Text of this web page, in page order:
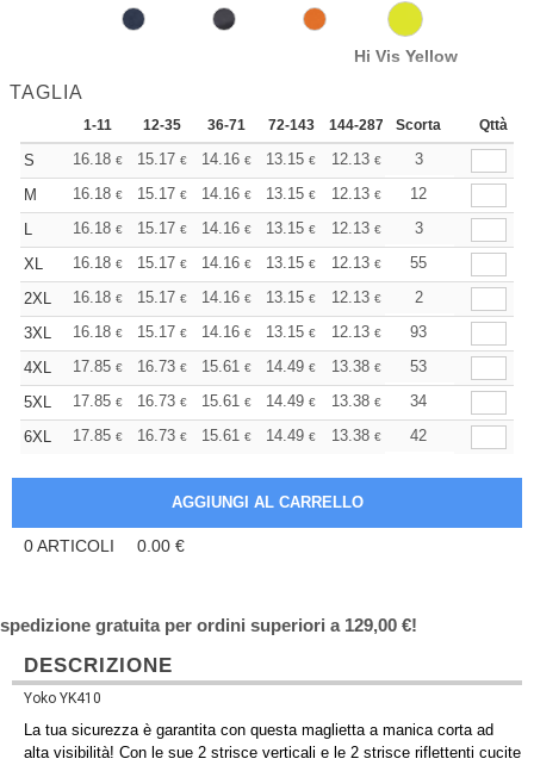
Hi Vis Yellow
TAGLIA
1-11 12-35 36-71 72-143 144-287 288 + Altri
Scorta Qttà
S 16.18 € 15.17 € 14.16 € 13.15 € 12.13 € 11.63
3
M
16.18 € 15.17 € 14.16 € 13.15 € 12.13 € 11.63
12
L
16.18 € 15.17 € 14.16 € 13.15 € 12.13 € 11.63
3
XL
16.18 € 15.17 € 14.16 € 13.15 € 12.13 € 11.63
55
2XL
16.18 € 15.17 € 14.16 € 13.15 € 12.13 € 11.63
2
3XL
16.18 € 15.17 € 14.16 € 13.15 € 12.13 € 11.63
93
4XL
17.85 € 16.73 € 15.61 € 14.49 € 13.38 € 12.82
53
5XL
17.85 € 16.73 € 15.61 € 14.49 € 13.38 € 12.82
34
6XL
17.85 € 16.73 € 15.61 € 14.49 € 13.38 € 12.82
42
0ARTICOLI 0.00 €
spedizione gratuita per ordini superiori a 129,00 €!
DESCRIZIONE
Yoko YK410
La tua sicurezza è garantita con questa maglietta a manica corta ad
alta visibilità! Con le sue 2 strisce verticali e le 2 strisce riflettenti cucite